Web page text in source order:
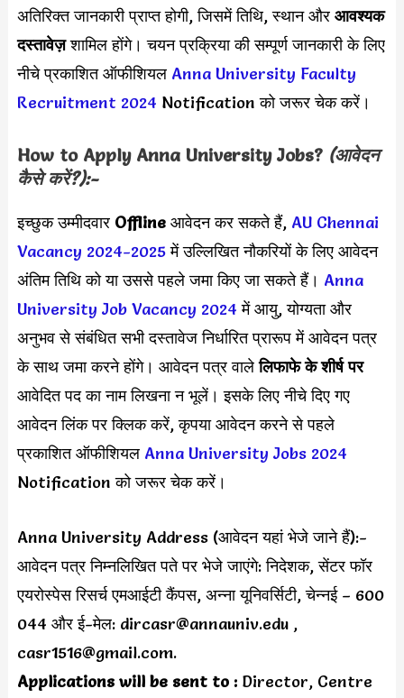
अतिरिक्त जानकारी प्राप्त होगी, जिसमें तिथि, स्थान और आवश्यक
दस्तावेज़शामिल होंगे। चयन प्रक्रिया की सम्पूर्ण जानकारी के लिए
नीचे प्रकाशित ऑफीशियल Anna University Faculty
Recruitment 2024 Notification को जरूर चेक करें।
How to Apply Anna University Jobs?(आवेदन
कैसे करें?):-
इच्छुक उम्मीदवार Offline आवेदन कर सकते हैं, AU Chennai
Vacancy 2024-2025में उल्लिखित नौकरियों के लिए आवेदन
अंतिम तिथि को या उससे पहले जमा किए जा सकते हैं। Anna
University Job Vacancy 2024 में आयु, योग्यता और
अनुभव से संबंधित सभी दस्तावेज निर्धारित प्रारूप में आवेदन पत्र
के साथ जमा करने होंगे। आवेदन पत्र वालेलिफाफे के शीर्ष पर
आवेदित पद का नाम लिखना न भूलें। इसके लिए नीचे दिए गए
आवेदन लिंक पर क्लिक करें, कृपया आवेदन करने से पहले
प्रकाशित ऑफीशियल Anna University Jobs 2024
Notification को जरूर चेक करें।
Anna University Address (आवेदन यहां भेजे जाने हैं):-
आवेदन पत्र निम्नलिखित पते पर भेजे जाएंगे: निदेशक, सेंटर फॉर
एयरोस्पेस रिसर्च एमआईटी कैंपस, अन्ना यूनिवर्सिटी, चेन्नई – 600
044 और ई-मेल: dircasr@annauniv.edu,
casr1516@gmail.com.
Applications will be sent to :Director, Centre